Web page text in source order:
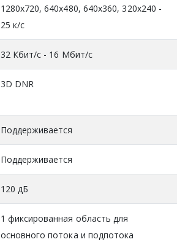
1280x720, 640x480, 640x360, 320x240 -
25 к/с
32 Кбит/с - 16 Mбит/с
3D DNR
Поддерживается
Поддерживается
120 дБ
1 фиксированная область для
основного потока и подпотока